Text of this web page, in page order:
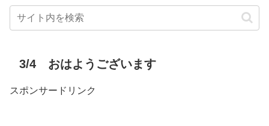
3/4 おはようございます
スポンサードリンク